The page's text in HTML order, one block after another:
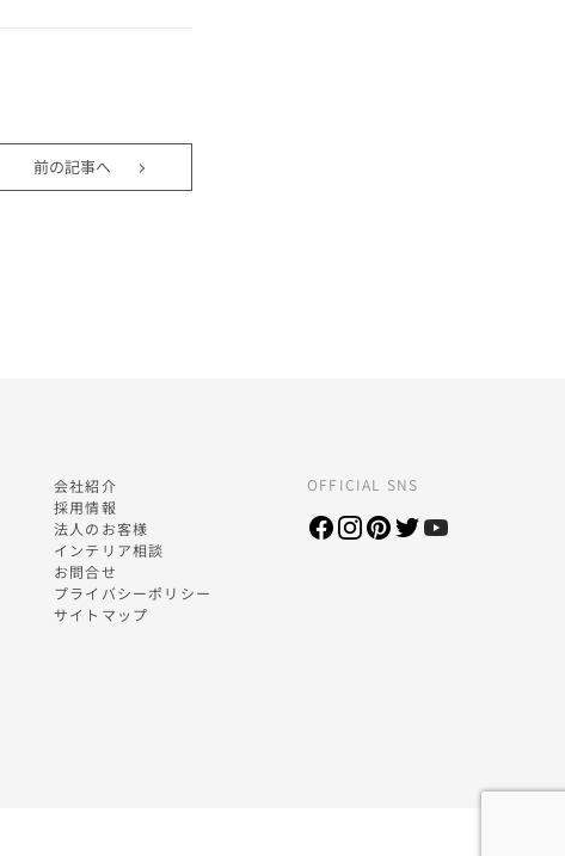
前の記事へ
会社紹介
採用情報
法人のお客様
インテリア相談
お問合せ
プライバシーポリシー
サイトマップ
OFFICIAL SNS